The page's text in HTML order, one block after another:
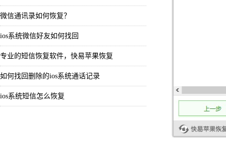
微信通讯录如何恢复？
ios系统微信好友如何找回
专业的短信恢复软件，快易苹果恢复
如何找回删除的ios系统通话记录
ios系统短信怎么恢复